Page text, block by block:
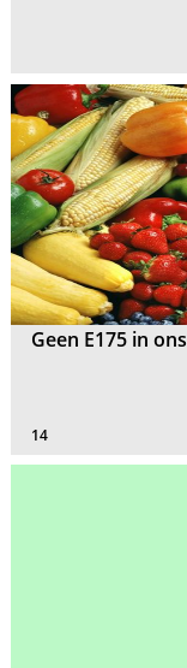
Geen E175 in
14